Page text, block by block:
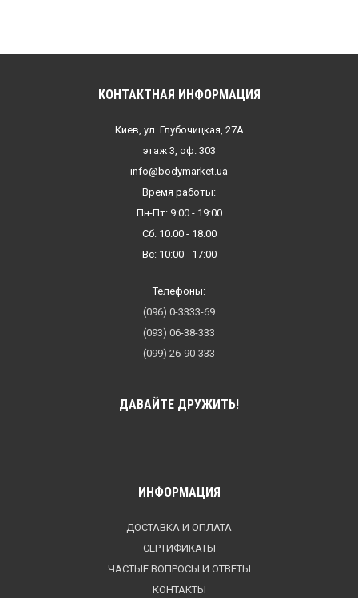
КОНТАКТНАЯ ИНФОРМАЦИЯ
Киев, ул. Глубочицкая, 27А
этаж 3, оф. 303
info@bodymarket.ua
Время работы:
Пн-Пт: 9:00 - 19:00
Сб: 10:00 - 18:00
Вс: 10:00 - 17:00
Телефоны:
(096) 0-3333-69
(093) 06-38-333
(099) 26-90-333
ДАВАЙТЕ ДРУЖИТЬ!
ИНФОРМАЦИЯ
ДОСТАВКА И ОПЛАТА
СЕРТИФИКАТЫ
ЧАСТЫЕ ВОПРОСЫ И ОТВЕТЫ
КОНТАКТЫ